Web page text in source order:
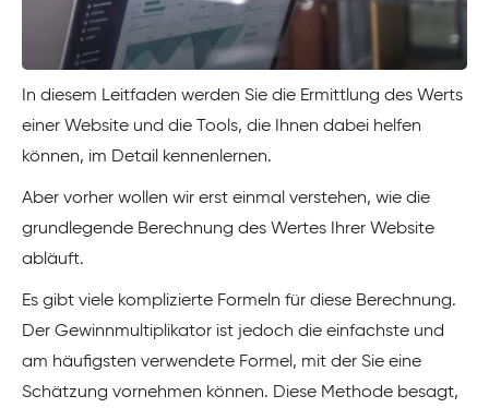
In diesem Leitfaden werden Sie die Ermittlung des Werts
einer Website und die Tools, die Ihnen dabei helfen
können, im Detail kennenlernen.
Aber vorher wollen wir erst einmal verstehen, wie die
grundlegende Berechnung des Wertes Ihrer Website
abläuft.
Es gibt viele komplizierte Formeln für diese Berechnung.
Der Gewinnmultiplikator ist jedoch die einfachste und
am häufigsten verwendete Formel, mit der Sie eine
Schätzung vornehmen können. Diese Methode besagt,